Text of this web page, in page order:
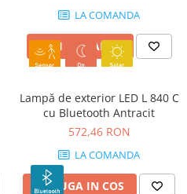
LA COMANDA
VEZI VARIANTE
Lampă de exterior LED L 840 C
cu Bluetooth Antracit
572,46 RON
LA COMANDA
ADAUGA IN COS